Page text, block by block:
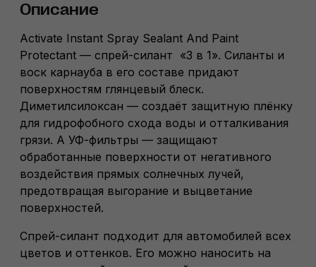
Описание
Activate Instant Spray Sealant And Paint
Protectant — спрей-силант «3 в 1». Силанты и
воск карнауба в его составе придают
поверхностям глянцевый блеск.
Диметилсилоксан — создаёт защитную плёнку
для гидрофобного схода воды и отталкивания
грязи. А УФ-фильтры — защищают
обработанные поверхности от негативного
воздействия прямых солнечных лучей,
предотвращая выгорание и выцветание
поверхностей.
Спрей-силант подходит для автомобилей всех
цветов и оттенков. Его можно наносить на